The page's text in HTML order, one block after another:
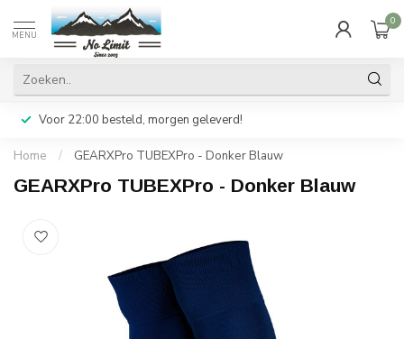
MENU
0
Voor 22:00 besteld, morgen geleverd!
Home / GEARXPro TUBEXPro - Donker Blauw
GEARXPro TUBEXPro - Donker Blauw